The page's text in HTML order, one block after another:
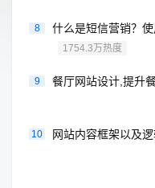
8 什么是短信营销？
1754.3万热度
9 餐厅网站设计,提升
10 网站内容框架以及